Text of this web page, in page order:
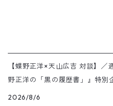
【蝶野正洋×天山広吉 対談】／
野正洋の「黒の履歴書」』特別
号）
2026/8/6